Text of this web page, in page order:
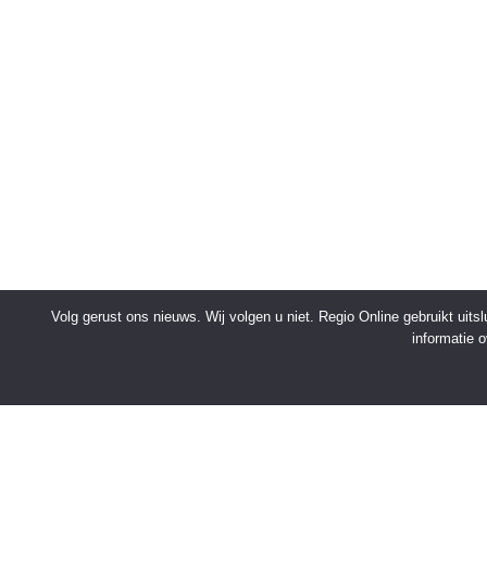
Volg gerust ons nieuws. Wij volgen u niet. Regio Online gebruikt
informatie